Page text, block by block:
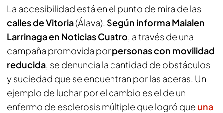
La accesibilidad está en el punto de mira de las
calles de Vitoria(Álava). Según informa Maialen
Larrinaga en Noticias Cuatro, a través de una
campaña promovida porpersonas con movilidad
reducida, se denuncia la cantidad de obstáculos
y suciedad que se encuentran por las aceras. Un
ejemplo de luchar por el cambio es el de un
enfermo de esclerosis múltiple que logró que una